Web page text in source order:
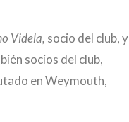
Videla, socio del club, y
socios del club,
en Weymouth,